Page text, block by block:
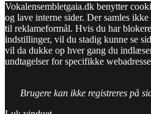
Vokalensembletgaia.dk benytter
og lave interne sider. Der samles
til reklameformål. Hvis du har
indstillinger, vil du stadig kunne se
vil da dukke op hver gang du
undtagelser for specifikke
Brugere kan ikke registreres på